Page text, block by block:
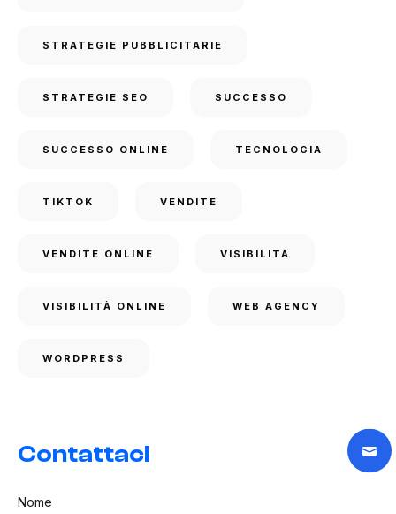
STRATEGIE PUBBLICITARIE
STRATEGIE SEO SUCCESSO
SUCCESSO ONLINE TECNOLOGIA
TIKTOK VENDITE
VENDITE ONLINE VISIBILITÀ
VISIBILITÀ ONLINE WEB AGENCY
WORDPRESS
Contattaci
Nome